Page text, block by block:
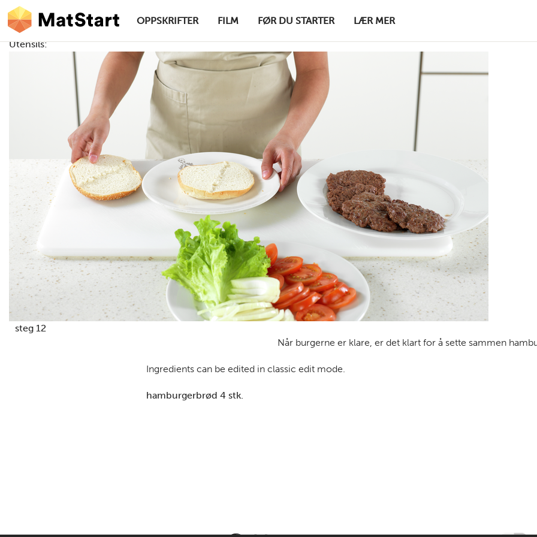
Hopp til hovedinnhold
hovednavigasjonsskrivebordsversjon
OPPSKRIFTER FILM FØR DU STARTER LÆR MER
Utensils:
steg 12
Når burgerne er klare, er det klart for å sette sammen
Ingredients can be edited in classic edit mode.
hamburgerbrød 4 stk.